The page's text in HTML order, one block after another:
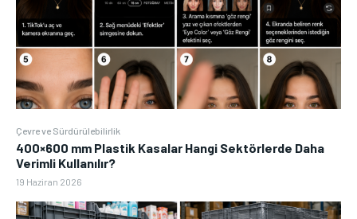
Çevre ve Sürdürülebilirlik
400×600 mm Plastik Kasalar Hangi Sektörlerde Daha
Verimli Kullanılır?
19 Haziran 2026